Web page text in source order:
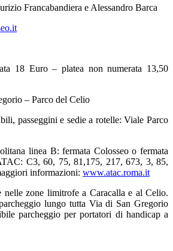
Francabandiera e Alessandro Barca
18 Euro – platea non numerata 13,50
– Parco del Celio
passeggini e sedie a rotelle: Viale Parco
linea B: fermata Colosseo o fermata
C3, 60, 75, 81,175, 217, 673, 3, 85,
informazioni: www.atac.roma.it
nelle zone limitrofe a Caracalla e al Celio.
lungo tutta Via di San Gregorio
parcheggio per portatori di handicap a